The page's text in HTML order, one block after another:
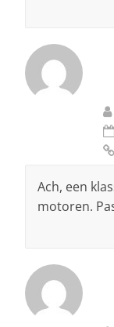
Ach, een
motoren.